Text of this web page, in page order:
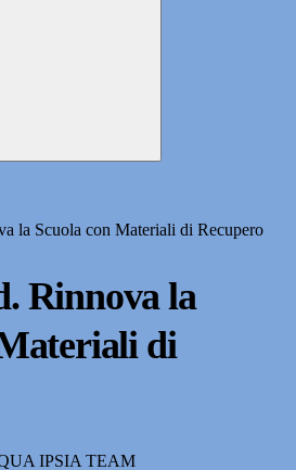
la Scuola con Materiali di Recupero
Rinnova la
di